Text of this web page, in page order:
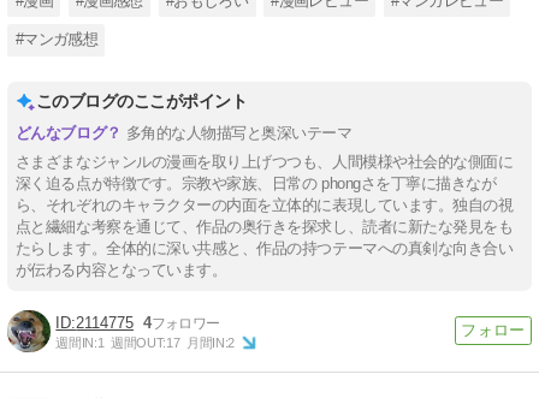
#マンガ感想
このブログのここがポイント
多角的な人物描写と奥深いテーマ
さまざまなジャンルの漫画を取り上げつつも、人間模様や社会的な側面に
深く迫る点が特徴です。宗教や家族、日常の phongさを丁寧に描きなが
ら、それぞれのキャラクターの内面を立体的に表現しています。独自の視
点と繊細な考察を通じて、作品の奥行きを探求し、読者に新たな発見をも
たらします。全体的に深い共感と、作品の持つテーマへの真剣な向き合い
が伝わる内容となっています。
2114775 4
週間IN:1 週間OUT:17 月間IN:2